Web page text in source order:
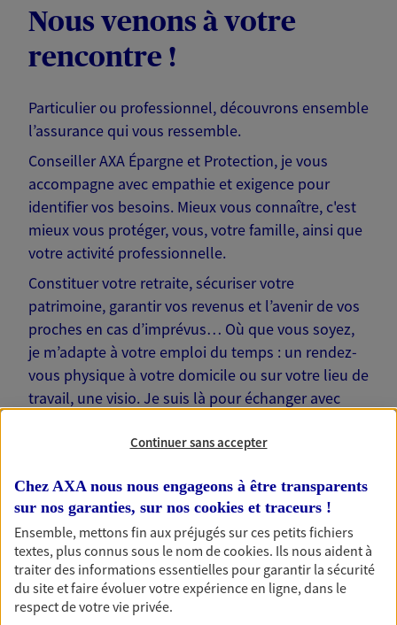
Nous venons à votre
rencontre !
Particulier ou professionnel, découvrons ensemble
l’assurance qui vous ressemble.
Conseiller AXA Épargne et Protection, je vous
accompagne avec empathie et exigence pour
identifier vos besoins. Mieux vous connaître, c'est
mieux vous protéger, vous, votre famille, ainsi que
votre activité professionnelle.
Constituer votre retraite, sécuriser votre
patrimoine, garantir vos revenus et l’avenir de vos
proches en cas d’imprévus… Où que vous soyez,
je m’adapte à votre emploi du temps : un rendez-
vous physique à votre domicile ou sur votre lieu de
travail, une visio. Je suis là pour échanger avec
Nos offres phares
Épargne
Continuer sans accepter
Chez AXA nous nous engageons à être transparents
sur nos garanties, sur nos cookies et traceurs !
Ensemble, mettons fin aux préjugés sur ces petits fichiers
textes, plus connus sous le nom decookies. Ils nous aident à
traiter des informations essentielles pour garantir la sécurité
du site et faire évoluer votre expérience en ligne, dans le
respect de votre vie privée.